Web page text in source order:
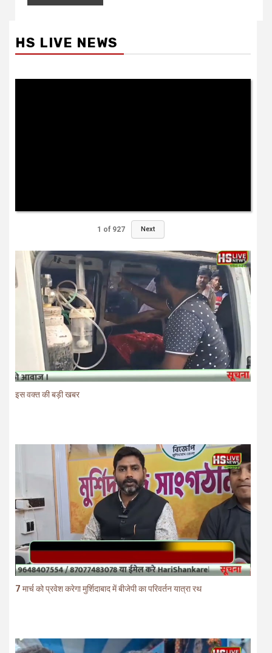
HS LIVE NEWS
1 of 927 Next
इस वक्त की बड़ी खबर
7 मार्च को प्रवेश करेगा मुर्शिदाबाद में बीजेपी का परिवर्तन यात्रा रथ